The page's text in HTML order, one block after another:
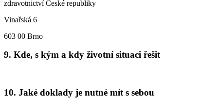
zdravotnictví České republiky
Vinařská 6
603 00 Brno
9. Kde, s kým a kdy životní situaci řešit
10. Jaké doklady je nutné mít s sebou